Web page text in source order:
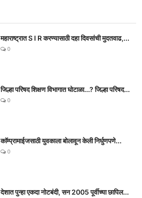
महाराष्ट्रात S I R करण्यासाठी दहा दिवसांची मुदतवाढ,...
0
जिल्हा परिषद शिक्षण विभागात घोटाळा...? जिल्हा परिषद...
0
काॅम्प्रामाईजसाठी युवकाला बोलावून केली निर्घुणपणे...
0
देशात पुन्हा एकदा नोटबंदी, सन 2005 पूर्वीच्या छापिल...